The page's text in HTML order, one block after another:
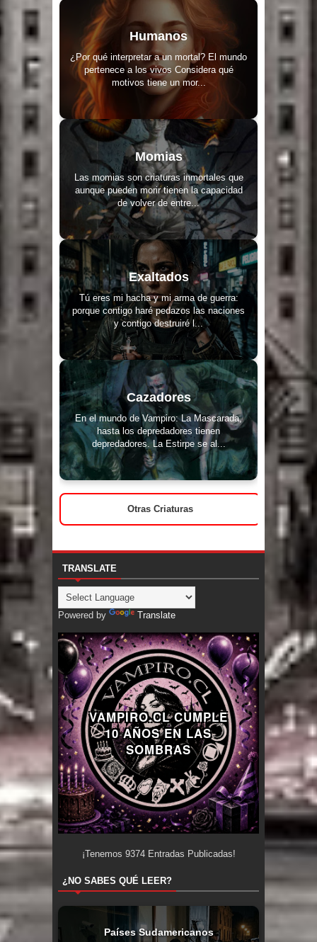
Humanos
¿Por qué interpretar a un mortal? El mundo
pertenece a los vivos Considera qué
motivos tiene un mor...
Momias
Las momias son criaturas inmortales que
aunque pueden morir tienen la capacidad
de volver de entre...
Exaltados
Tú eres mi hacha y mi arma de guerra:
porque contigo haré pedazos las naciones
y contigo destruiré l...
Cazadores
En el mundo de Vampiro: La Mascarada,
hasta los depredadores tienen
depredadores. La Estirpe se al...
Otras Criaturas
TRANSLATE
Powered by Translate
VAMPIRO.CL CUMPLE
10 AÑOS EN LAS
SOMBRAS
¡Tenemos 9374Entradas Publicadas!
¿NO SABES QUÉ LEER?
Países Sudamericanos